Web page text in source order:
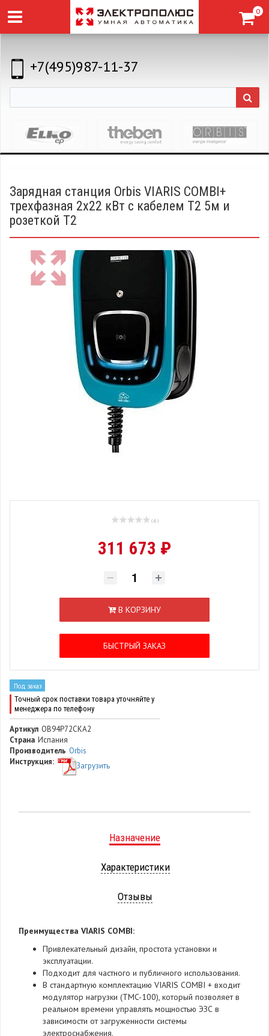
0
+7(495)987-11-37
Зарядная станция Orbis VIARIS COMBI+
трехфазная 2х22 кВт с кабелем Т2 5м и
розеткой T2
( 0 )
311 673 ₽
В КОРЗИНУ
БЫСТРЫЙ ЗАКАЗ
Под заказ
Точный срок поставки товара уточняйте у
менеджера по телефону
Артикул OB94P72CKA2
Страна Испания
Производитель Orbis
Инструкция:
Загрузить
Назначение
Характеристики
Отзывы
Преимущества VIARIS COMBI:
Привлекательный дизайн, простота установки и
эксплуатации.
Подходит для частного и публичного использования.
В стандартную комплектацию VIARIS COMBI + входит
модулятор нагрузки (TMC-100), который позволяет в
реальном времени управлять мощностью ЭЗС в
зависимости от загруженности системы
электроснабжения.